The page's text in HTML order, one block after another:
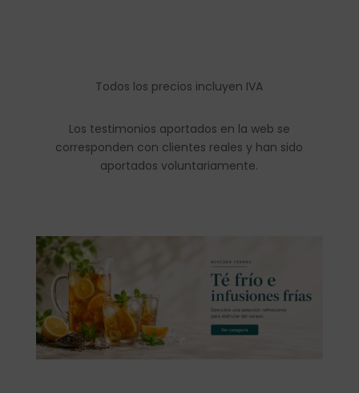
Todos los precios incluyen IVA
Los testimonios aportados en la web se
corresponden con clientes reales y han sido
aportados voluntariamente.